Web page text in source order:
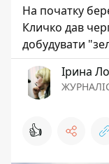
На початку
Кличко дав
добудувати
Ірина
👍